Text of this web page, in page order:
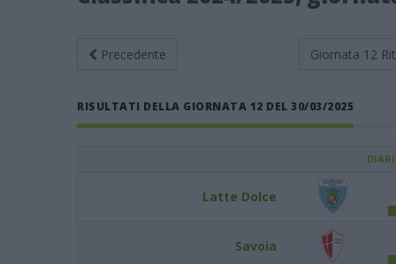
Precedente Giornata 12
RISULTATI DELLA GIORNATA 12 DEL 30/03/2025
Latte Dolce
Savoia